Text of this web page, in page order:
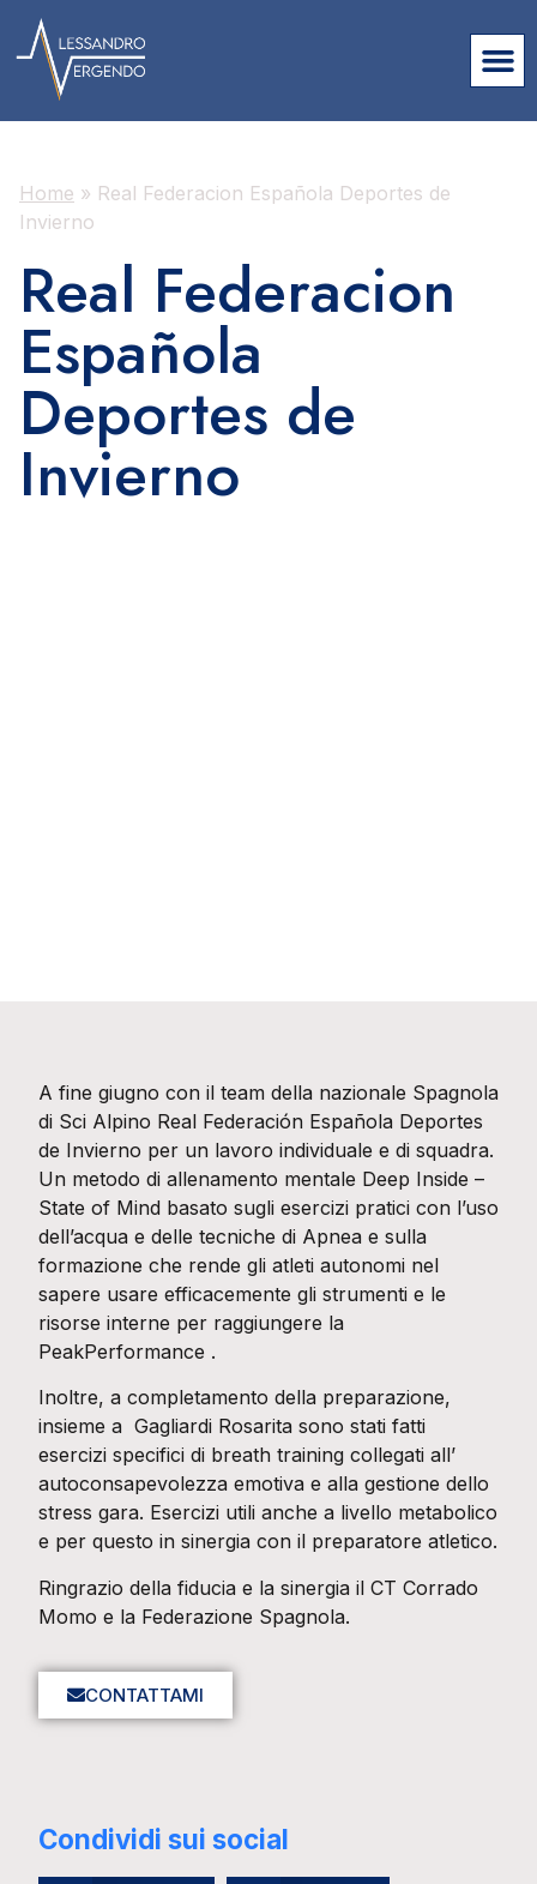
Home » Real Federacion Española Deportes de
Invierno
Real Federacion
Española
Deportes de
Invierno
A fine giugno con il team della nazionale Spagnola
di Sci Alpino Real Federación Española Deportes
de Invierno per un lavoro individuale e di squadra.
Un metodo di allenamento mentale Deep Inside –
State of Mind basato sugli esercizi pratici con l’uso
dell’acqua e delle tecniche di Apnea e sulla
formazione che rende gli atleti autonomi nel
sapere usare efficacemente gli strumenti e le
risorse interne per raggiungere la
PeakPerformance .
Inoltre, a completamento della preparazione,
insieme a Gagliardi Rosarita sono stati fatti
esercizi specifici di breath training collegati all’
autoconsapevolezza emotiva e alla gestione dello
stress gara. Esercizi utili anche a livello metabolico
e per questo in sinergia con il preparatore atletico.
Ringrazio della fiducia e la sinergia il CT Corrado
Momo e la Federazione Spagnola.
CONTATTAMI
Condividi sui social